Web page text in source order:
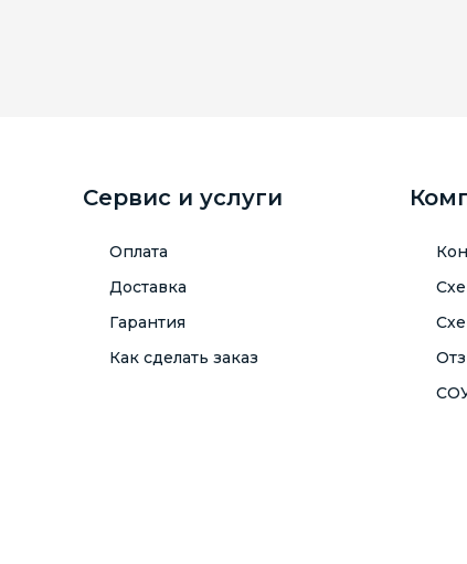
Сервис и услуги
Оплата
Доставка
Гарантия
Как сделать заказ